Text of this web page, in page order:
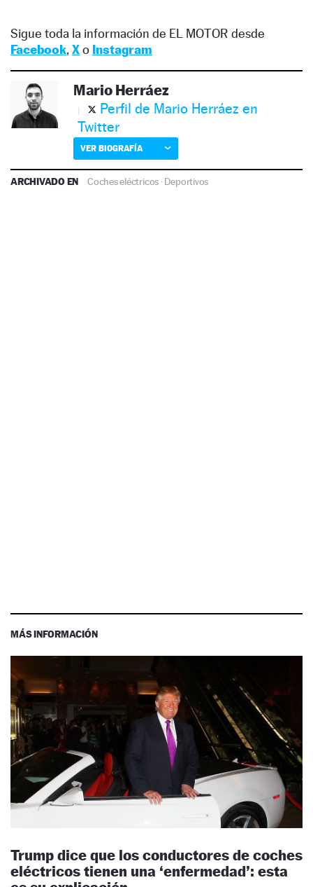
Sigue toda la información de EL MOTOR desde
Facebook, Xo Instagram
Mario Herráez
Perfil de Mario Herráez en
Twitter
VER BIOGRAFÍA
ARCHIVADO EN Coches eléctricos ·Deportivos
MÁS INFORMACIÓN
Trump dice que los conductores de coches
eléctricos tienen una ‘enfermedad’: esta